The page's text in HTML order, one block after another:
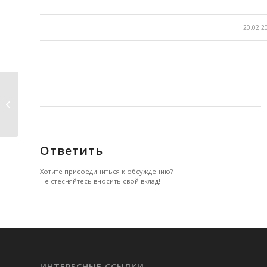
/
Ответить
Хотите присоединиться к обсуждению?
Не стесняйтесь вносить свой вклад!
Отношения